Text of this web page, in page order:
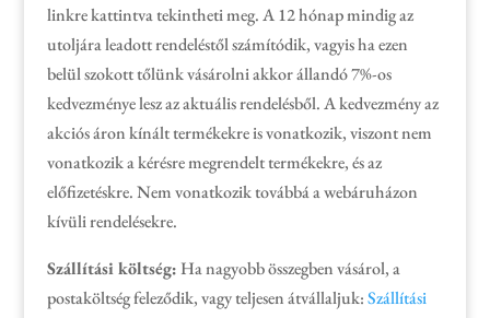
linkre kattintva tekintheti meg. A 12 hónap mindig az
utoljára leadott rendeléstől számítódik, vagyis ha ezen
belül szokott tőlünk vásárolni akkor állandó 7%-os
kedvezménye lesz az aktuális rendelésből. A kedvezmény az
akciós áron kínált termékekre is vonatkozik, viszont nem
vonatkozik a kérésre megrendelt termékekre, és az
előfizetéskre. Nem vonatkozik továbbá a webáruházon
kívüli rendelésekre.
Szállítási költség:Ha nagyobb összegben vásárol, a
postaköltség feleződik, vagy teljesen átvállaljuk:Szállítási